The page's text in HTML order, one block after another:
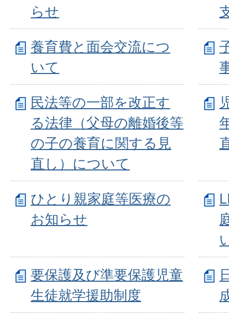
らせ
養育費と面会交流につ
いて
民法等の一部を改正す
る法律（父母の離婚後等
の子の養育に関する見
直し）について
ひとり親家庭等医療の
お知らせ
要保護及び準要保護児童
生徒就学援助制度